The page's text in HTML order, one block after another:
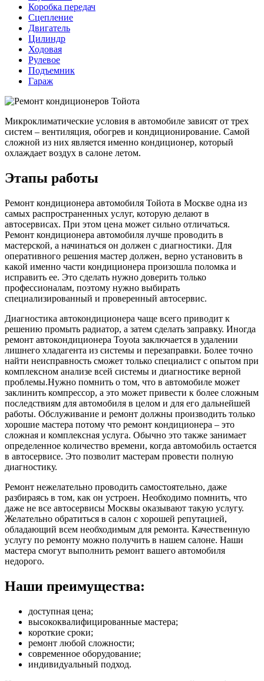
Коробка передач
Сцепление
Двигатель
Цилиндр
Ходовая
Рулевое
Подъемник
Гараж
Микроклиматические условия в автомобиле зависят от трех
систем – вентиляция, обогрев и кондиционирование. Самой
сложной из них является именно кондиционер, который
охлаждает воздух в салоне летом.
Этапы работы
Ремонт кондиционера автомобиля Тойота в Москве одна из
самых распространенных услуг, которую делают в
автосервисах. При этом цена может сильно отличаться.
Ремонт кондиционера автомобиля лучше проводить в
мастерской, а начинаться он должен с диагностики. Для
оперативного решения мастер должен, верно установить в
какой именно части кондиционера произошла поломка и
исправить ее. Это сделать нужно доверить только
профессионалам, поэтому нужно выбирать
специализированный и проверенный автосервис.
Диагностика автокондиционера чаще всего приводит к
решению промыть радиатор, а затем сделать заправку. Иногда
ремонт автокондиционера Toyota заключается в удалении
лишнего хладагента из системы и перезаправки. Более точно
найти неисправность сможет только специалист с опытом при
комплексном анализе всей системы и диагностике верной
проблемы.Нужно помнить о том, что в автомобиле может
заклинить компрессор, а это может привести к более сложным
последствиям для автомобиля в целом и для его дальнейшей
работы. Обслуживание и ремонт должны производить только
хорошие мастера потому что ремонт кондиционера – это
сложная и комплексная услуга. Обычно это также занимает
определенное количество времени, когда автомобиль остается
в автосервисе. Это позволит мастерам провести полную
диагностику.
Ремонт нежелательно проводить самостоятельно, даже
разбираясь в том, как он устроен. Необходимо помнить, что
даже не все автосервисы Москвы оказывают такую услугу.
Желательно обратиться в салон с хорошей репутацией,
обладающий всем необходимым для ремонта. Качественную
услугу по ремонту можно получить в нашем салоне. Наши
мастера смогут выполнить ремонт вашего автомобиля
недорого.
Наши преимущества:
доступная цена;
высококвалифицированные мастера;
короткие сроки;
ремонт любой сложности;
современное оборудование;
индивидуальный подход.